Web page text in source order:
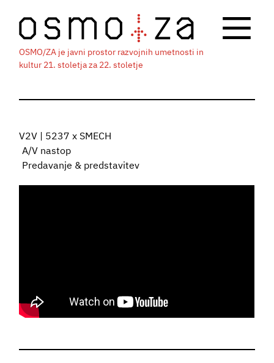
OSMO/ZA je javni prostor razvojnih umetnosti in
kultur 21. stoletja za 22. stoletje
V2V | 5237 x SMECH
A/V nastop
Predavanje & predstavitev